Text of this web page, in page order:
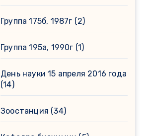
Группа 175б, 1987г (2)
Группа 195а, 1990г (1)
День науки 15 апреля 2016 года
(14)
Зоостанция (34)